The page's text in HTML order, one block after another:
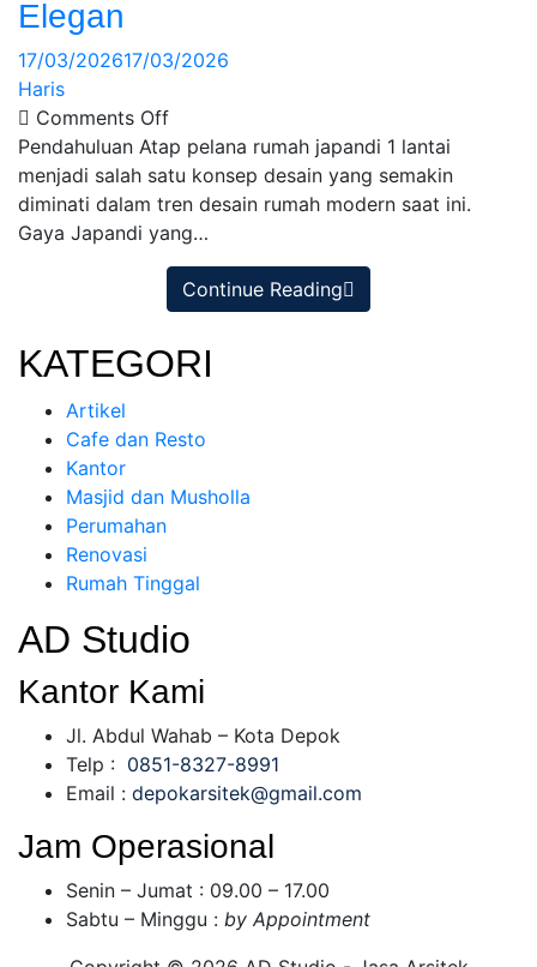
Elegan
17/03/202617/03/2026
Haris
Comments Off
Pendahuluan Atap pelana rumah japandi 1 lantai
menjadi salah satu konsep desain yang semakin
diminati dalam tren desain rumah modern saat ini.
Gaya Japandi yang…
Continue Reading
KATEGORI
Artikel
Cafe dan Resto
Kantor
Masjid dan Musholla
Perumahan
Renovasi
Rumah Tinggal
AD Studio
Kantor Kami
Jl. Abdul Wahab – Kota Depok
Telp : 0851-8327-8991
Email : depokarsitek@gmail.com
Jam Operasional
Senin – Jumat : 09.00 – 17.00
Sabtu – Minggu : by Appointment